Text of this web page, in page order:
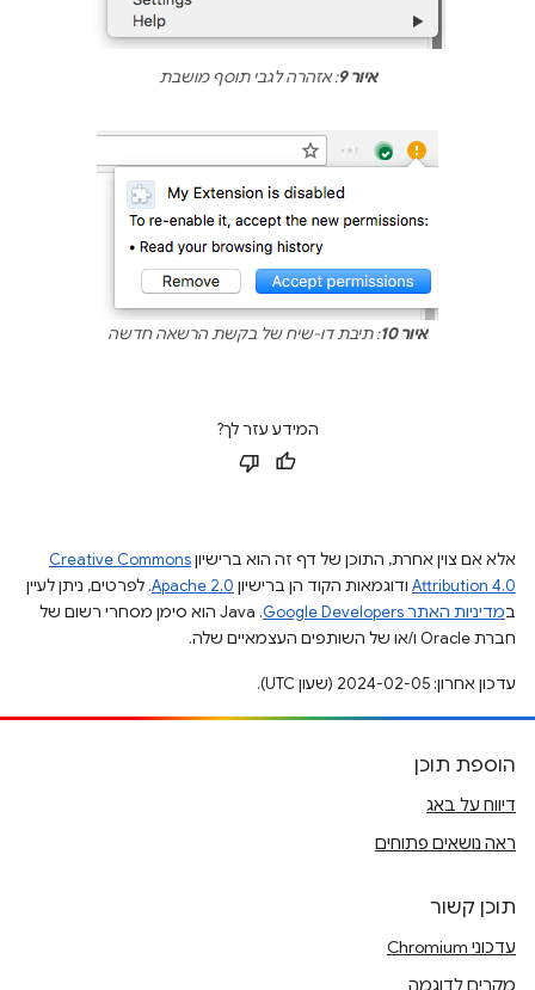
איור 9 : אזהרה לגבי תוסף מושבת
איור 10 : תיבת דו-שיח של בקשת הרשאה חדשה
המידע עזר לך?
אלא אם צוין אחרת, התוכן של דף זה הוא ברישיוןCreative Commons
Attribution 4.0 ודוגמאות הקוד הן ברישיון Apache 2.0. לפרטים, ניתן לעיין
במדיניות האתר Google Developers‏
.‏ Java הוא סימן מסחרי רשום של
חברת Oracle ו/או של השותפים העצמאיים שלה.
עדכון אחרון: 2024-02-05 (שעון UTC).
הוספת תוכן
דיווח על באג
ראה נושאים פתוחים
תוכן קשור
עדכוני Chromium
מקרים לדוגמה